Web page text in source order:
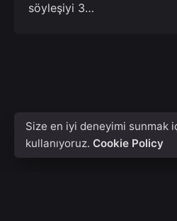
söyleşiyi 3…
Size en iyi deneyimi sunmak
kullanıyoruz. Cookie Policy